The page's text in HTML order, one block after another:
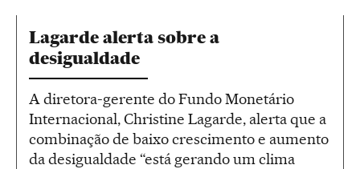
Lagarde alerta sobre a
desigualdade
A diretora-gerente do Fundo Monetário
Internacional, Christine Lagarde, alerta que a
combinação de baixo crescimento e aumento
da desigualdade “está gerando um clima